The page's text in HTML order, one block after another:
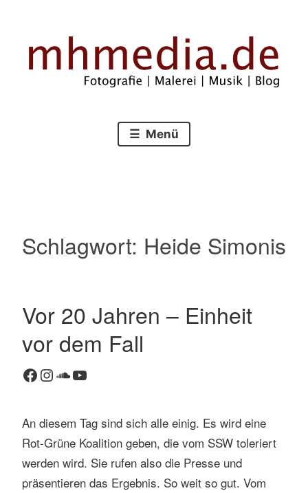
springen
mhmedia.de
Menü
Schlagwort: Heide Simonis
Vor 20 Jahren – Einheit
vor dem Fall
Facebook
Instagram
SoundCloud
YouTube
An diesem Tag sind sich alle einig. Es wird eine
Rot-Grüne Koalition geben, die vom SSW toleriert
werden wird. Sie rufen also die Presse und
präsentieren das Ergebnis. So weit so gut. Vom
K
t
a
r